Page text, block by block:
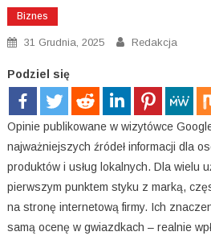
Biznes
31 Grudnia, 2025 Redakcja
Podziel się
Opinie publikowane w wizytówce
najważniejszych źródeł informacji dla
produktów i usług lokalnych. Dla wielu
pierwszym punktem styku z marką,
na stronę internetową firmy. Ich
samą ocenę w gwiazdkach – realnie